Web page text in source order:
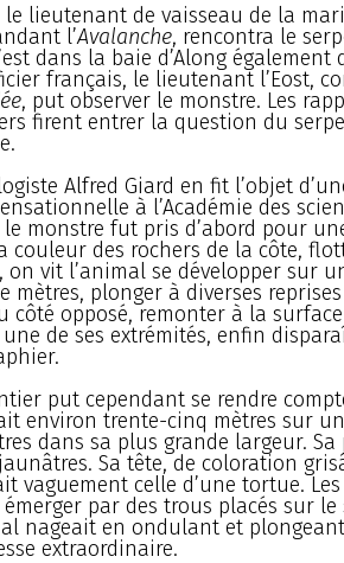
le lieutenant de vaisseau de la
l’Avalanche, rencontra le
dans la baie d’Along également
français, le lieutenant l’Eost,
, put observer le monstre. Les
firent entrer la question du
Alfred Giard en fit l’objet
à l’Académie des
monstre fut pris d’abord pour
couleur des rochers de la côte,
on vit l’animal se développer sur
mètres, plonger à diverses
côté opposé, remonter à la
de ses extrémités, enfin
put cependant se rendre
environ trente-cinq mètres sur
dans sa plus grande largeur.
Sa tête, de coloration
vaguement celle d’une tortue.
par des trous placés sur
nageait en ondulant et
extraordinaire.